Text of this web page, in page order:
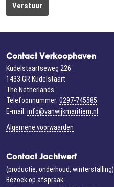
Verstuur
Contact Verkoophaven
Kudelstaartseweg 226
1433 GR Kudelstaart
The Netherlands
Telefoonnummer: 0297-745585
E-mail: info@vanwijkmaritiem.nl
Algemene voorwaarden
Contact Jachtwerf
(productie, onderhoud, winterstalling)
Bezoek op afspraak